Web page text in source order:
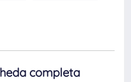
completa